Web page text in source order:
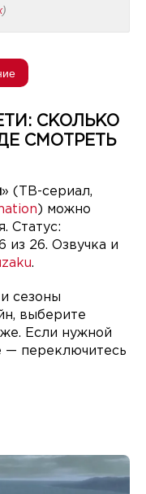
)
СКОЛЬКО
СМОТРЕТЬ
» (ТВ-сериал,
) можно
Статус:
из 26. Озвучка и
.
сезоны
выберите
Если нужной
— переключитесь